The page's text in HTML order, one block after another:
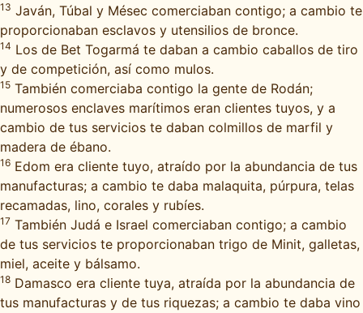
13 Javán, Túbal y Mésec comerciaban contigo; a cambio te
proporcionaban esclavos y utensilios de bronce.
14 Los de Bet Togarmá te daban a cambio caballos de tiro
y de competición, así como mulos.
15 También comerciaba contigo la gente de Rodán;
numerosos enclaves marítimos eran clientes tuyos, y a
cambio de tus servicios te daban colmillos de marfil y
madera de ébano.
16 Edom era cliente tuyo, atraído por la abundancia de tus
manufacturas; a cambio te daba malaquita, púrpura, telas
recamadas, lino, corales y rubíes.
17 También Judá e Israel comerciaban contigo; a cambio
de tus servicios te proporcionaban trigo de Minit, galletas,
miel, aceite y bálsamo.
18 Damasco era cliente tuya, atraída por la abundancia de
tus manufacturas y de tus riquezas; a cambio te daba vino